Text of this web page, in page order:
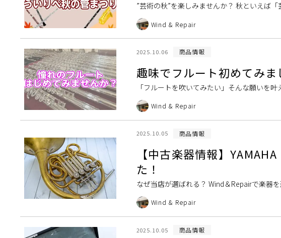
”芸術の秋”を楽しみませんか？ 秋といえば
す。”今から管楽器なんてできるのかな？””
Wind & Repair
2025.10.06 商品情報
趣味でフルート初めてみま
「フルートを吹いてみたい」そんな願いを
かっこよくないですか？趣味：フルートにな
Wind & Repair
2025.10.05 商品情報
【中古楽器情報】
た！
なぜ当店が選ばれる？ Wind＆Repairで楽器
ービスについて 修理・調整はWind&Rep […]
Wind & Repair
2025.10.05 商品情報